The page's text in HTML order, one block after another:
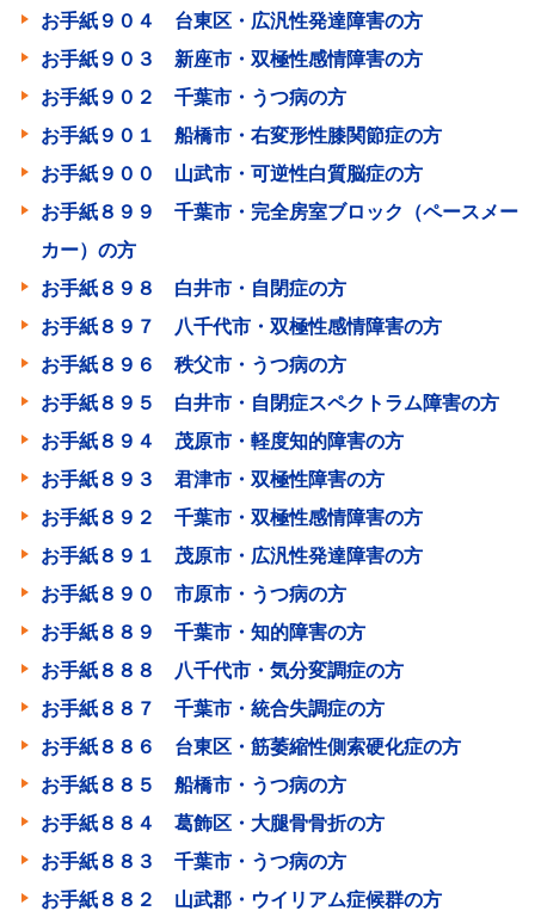
お手紙９０４ 台東区・広汎性発達障害の方
お手紙９０３ 新座市・双極性感情障害の方
お手紙９０２ 千葉市・うつ病の方
お手紙９０１ 船橋市・右変形性膝関節症の方
お手紙９００ 山武市・可逆性白質脳症の方
お手紙８９９ 千葉市・完全房室ブロック（ペースメー
カー）の方
お手紙８９８ 白井市・自閉症の方
お手紙８９７ 八千代市・双極性感情障害の方
お手紙８９６ 秩父市・うつ病の方
お手紙８９５ 白井市・自閉症スペクトラム障害の方
お手紙８９４ 茂原市・軽度知的障害の方
お手紙８９３ 君津市・双極性障害の方
お手紙８９２ 千葉市・双極性感情障害の方
お手紙８９１ 茂原市・広汎性発達障害の方
お手紙８９０ 市原市・うつ病の方
お手紙８８９ 千葉市・知的障害の方
お手紙８８８ 八千代市・気分変調症の方
お手紙８８７ 千葉市・統合失調症の方
お手紙８８６ 台東区・筋萎縮性側索硬化症の方
お手紙８８５ 船橋市・うつ病の方
お手紙８８４ 葛飾区・大腿骨骨折の方
お手紙８８３ 千葉市・うつ病の方
お手紙８８２ 山武郡・ウイリアム症候群の方